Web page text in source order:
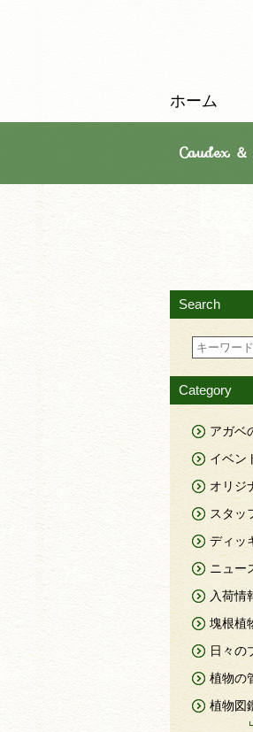
ホーム
Caudex
Search
Category
アガベ
イベン
オリジ
スタッ
ディッ
ニュー
入荷情
塊根植
日々の
植物の
植物図